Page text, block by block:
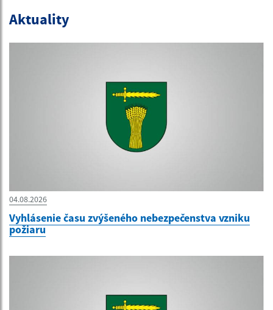
Aktuality
04.08.2026
Vyhlásenie času zvýšeného nebezpečenstva vzniku
požiaru